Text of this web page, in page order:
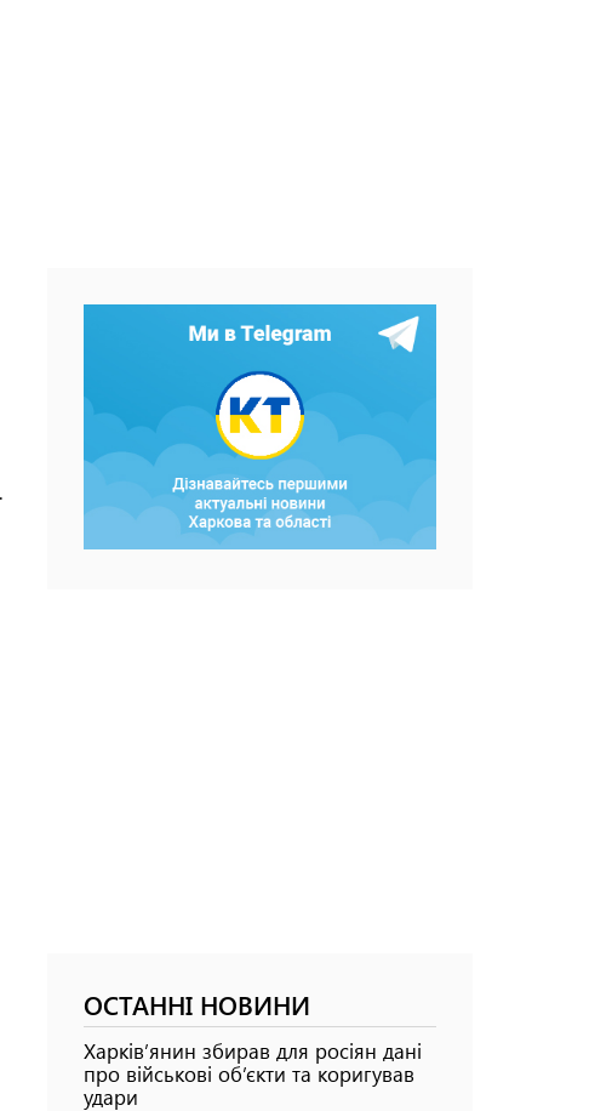
ОСТАННІ НОВИНИ
Харків’янин збирав для росіян дані
про військові об’єкти та коригував
удари